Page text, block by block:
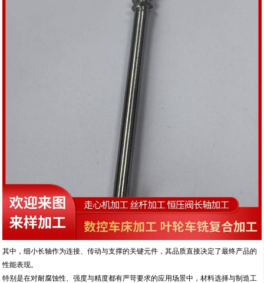
其中，细小长轴作为连接、传动与支撑的关键元件，其品质直接决定了最终产品的
性能表现。
特别是在对耐腐蚀性、强度与精度都有严苛要求的应用场景中，材料选择与制造工